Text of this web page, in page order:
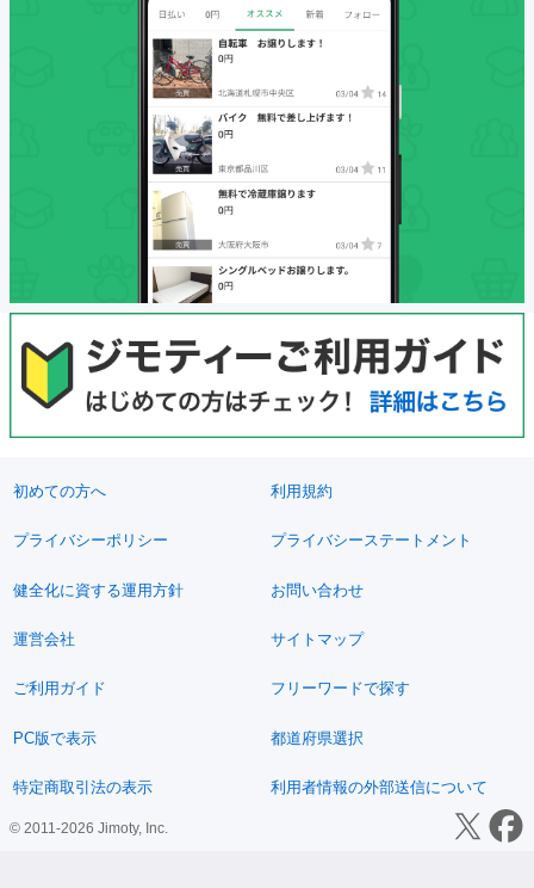
初めての方へ 利用規約
プライバシーポリシー プライバシーステートメント
健全化に資する運用方針 お問い合わせ
運営会社 サイトマップ
ご利用ガイド フリーワードで探す
PC版で表示 都道府県選択
特定商取引法の表示 利用者情報の外部送信について
© 2011-2026 Jimoty, Inc.